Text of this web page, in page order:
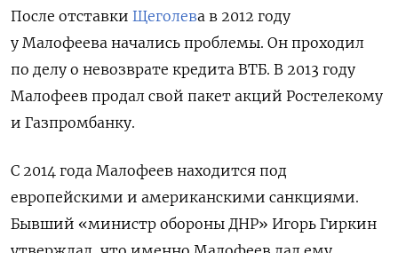
После отставки Щеголева в 2012 году
у Малофеева начались проблемы. Он проходил
по делу о невозврате кредита ВТБ. В 2013 году
Малофеев продал свой пакет акций Ростелекому
и Газпромбанку.
С 2014 года Малофеев находится под
европейскими и американскими санкциями.
Бывший «министр обороны ДНР» Игорь Гиркин